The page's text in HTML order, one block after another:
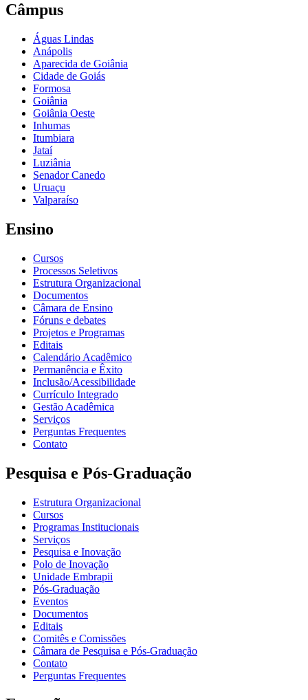
Câmpus
Águas Lindas
Anápolis
Aparecida de Goiânia
Cidade de Goiás
Formosa
Goiânia
Goiânia Oeste
Inhumas
Itumbiara
Jataí
Luziânia
Senador Canedo
Uruaçu
Valparaíso
Ensino
Cursos
Processos Seletivos
Estrutura Organizacional
Documentos
Câmara de Ensino
Fóruns e debates
Projetos e Programas
Editais
Calendário Acadêmico
Permanência e Êxito
Inclusão/Acessibilidade
Currículo Integrado
Gestão Acadêmica
Serviços
Perguntas Frequentes
Contato
Pesquisa e Pós-Graduação
Estrutura Organizacional
Cursos
Programas Institucionais
Serviços
Pesquisa e Inovação
Polo de Inovação
Unidade Embrapii
Pós-Graduação
Eventos
Documentos
Editais
Comitês e Comissões
Câmara de Pesquisa e Pós-Graduação
Contato
Perguntas Frequentes